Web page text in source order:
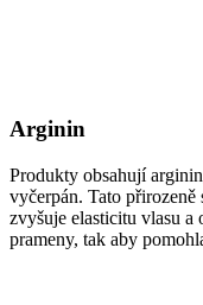
Arginin
Produkty obsahují
vyčerpán. Tato
zvyšuje elasticitu vlasu a
prameny, tak aby